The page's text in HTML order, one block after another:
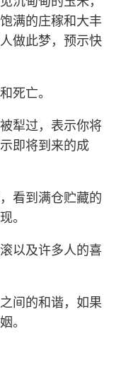
满的庄稼和大丰
做此梦，预示快
死亡。
犁过，表示你将
即将到来的成
看到满仓贮藏的
。
以及许多人的喜
间的和谐，如果
。